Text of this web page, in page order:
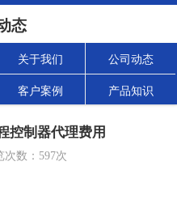
态
关于我们 公司动态
客户案例 产品知识
控制器代理费用
次数： 597次